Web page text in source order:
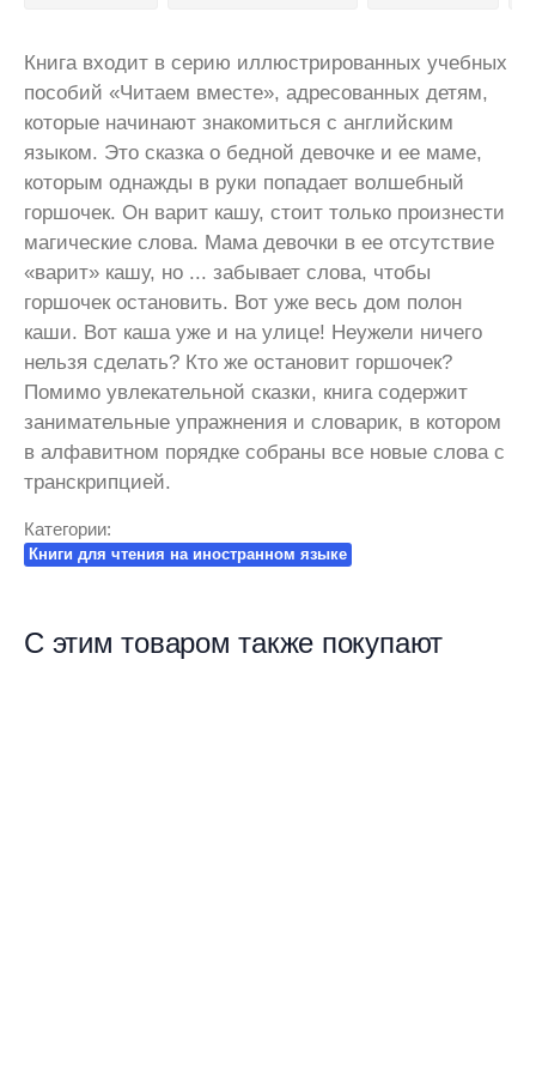
Книга входит в серию иллюстрированных учебных
пособий «Читаем вместе», адресованных детям,
которые начинают знакомиться с английским
языком. Это сказка о бедной девочке и ее маме,
которым однажды в руки попадает волшебный
горшочек. Он варит кашу, стоит только произнести
магические слова. Мама девочки в ее отсутствие
«варит» кашу, но ... забывает слова, чтобы
горшочек остановить. Вот уже весь дом полон
каши. Вот каша уже и на улице! Неужели ничего
нельзя сделать? Кто же остановит горшочек?
Помимо увлекательной сказки, книга содержит
занимательные упражнения и словарик, в котором
в алфавитном порядке собраны все новые слова с
транскрипцией.
Категории:
Книги для чтения на иностранном языке
С этим товаром также покупают